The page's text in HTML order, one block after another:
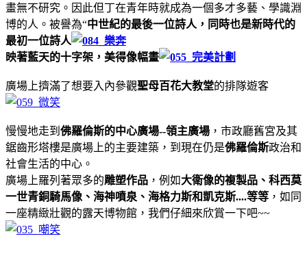
畫無不研究。因此但丁在青年時就成為一個多才多藝、學識淵
博的人。被譽為“中世紀的最後一位詩人，同時也是新時代的
最初一位詩人
映著藍天的十字架，美得像幅畫
廣場上擠滿了想要入內參觀聖母百花大教堂的排隊遊客
慢慢地走到 佛羅倫斯的中心廣場--領主廣場 ，市政廳舊宮及其
鋸齒形塔樓是廣場上的主要建築，到現在仍是佛羅倫斯政治和
社會生活的中心。
廣場上羅列著眾多的雕塑作品 ，例如大衛像的複製品、科西莫
一世青銅騎馬像、海神噴泉、海格力斯和凱克斯....等等 ，如同
一座精緻壯觀的露天博物館，我們仔細來欣賞一下吧~~